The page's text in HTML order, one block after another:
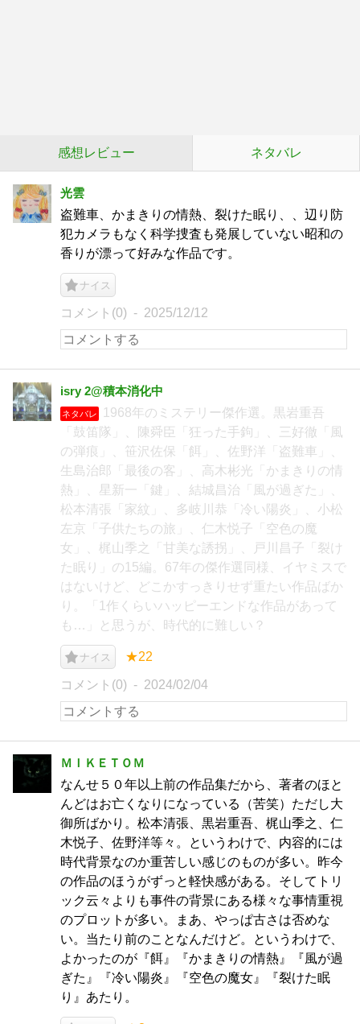
感想レビュー ネタバレ
光雲
盗難車、かまきりの情熱、裂けた眠り、、辺り防
犯カメラもなく科学捜査も発展していない昭和の
香りが漂って好みな作品です。
ナイス
コメント(0) 2025/12/12
isry 2@積本消化中
ネタバレ
1968年のミステリー傑作選。黒岩重吾
「鼓笛隊」、陳舜臣「狂った手鉤」、三好徹「風
の弾痕」、笹沢佐保「餌」、佐野洋「盗難車」、
生島治郎「最後の客」、高木彬光「かまきりの情
熱」、星新一「鍵」、結城昌治「風が過ぎた」、
松本清張「家紋」、多岐川恭「冷い陽炎」、小松
左京「子供たちの旅」、仁木悦子「空色の魔
女」、梶山季之「甘美な誘拐」、戸川昌子「裂け
た眠り」の15編。67年の傑作選同様、イヤミスで
はないけど、どこかすっきりせず重たい作品ばか
り。「1作くらいハッピーエンドな作品があって
も…」と思うが、時代的に難しい？
ナイス ★22
コメント(0) 2024/02/04
ＭＩＫＥＴＯＭ
なんせ５０年以上前の作品集だから、著者のほと
んどはお亡くなりになっている（苦笑）ただし大
御所ばかり。松本清張、黒岩重吾、梶山季之、仁
木悦子、佐野洋等々。というわけで、内容的には
時代背景なのか重苦しい感じのものが多い。昨今
の作品のほうがずっと軽快感がある。そしてトリ
ック云々よりも事件の背景にある様々な事情重視
のプロットが多い。まあ、やっぱ古さは否めな
い。当たり前のことなんだけど。というわけで、
よかったのが『餌』『かまきりの情熱』『風が過
ぎた』『冷い陽炎』『空色の魔女』『裂けた眠
り』あたり。